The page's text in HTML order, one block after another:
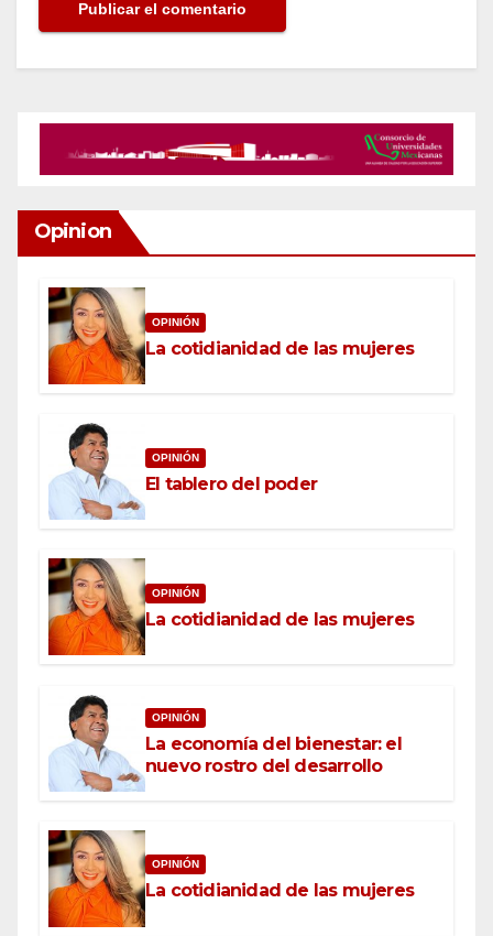
Opinion
OPINIÓN
La cotidianidad de las mujeres
OPINIÓN
El tablero del poder
OPINIÓN
La cotidianidad de las mujeres
OPINIÓN
La economía del bienestar: el
nuevo rostro del desarrollo
OPINIÓN
La cotidianidad de las mujeres